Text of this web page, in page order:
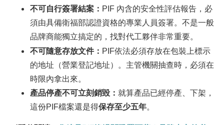
不可自行簽署結案： PIF 內含的安全性評估報告，必
須由具備衛福部認證資格的專業人員簽署。不是一般
品牌商能獨立搞定的，找對代工夥伴非常重要。
不可隨意存放文件： PIF依法必須存放在包裝上標示
的地址（營業登記地址）。主管機關抽查時，必須在
時限內拿出來。
產品停產不可立刻銷毀： 就算產品已經停產、下架，
這份PIF檔案還是得保存至少五年。